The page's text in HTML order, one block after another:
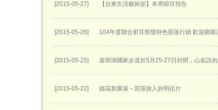
[2015-05-27] 【台東生活藝術節】本周節目預告
[2015-05-26] 104年度聯合射耳祭暨特色部落行銷 歡迎鄉親
[2015-05-25] 嘉明湖國家步道於5月25-27日封閉，山友請
[2015-05-22] 鐵花新聚落－寫張旅人的明信片